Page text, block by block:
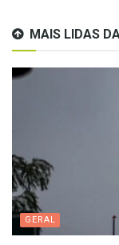
MAIS LIDAS
GERAL